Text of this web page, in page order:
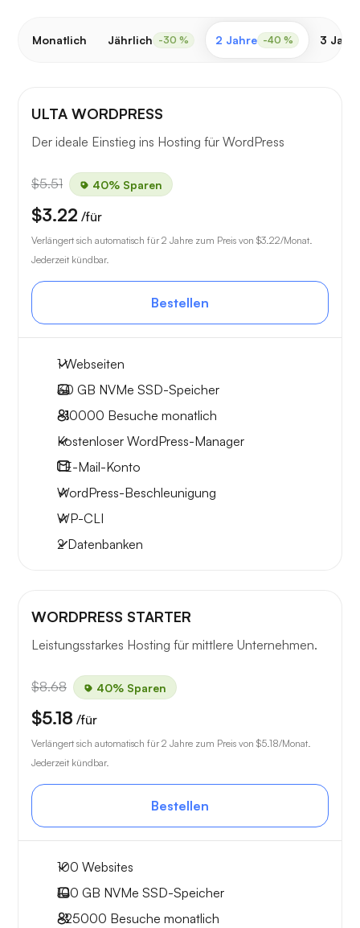
Monatlich Jährlich -30 % 2 Jahre -40 % 3
ULTA WORDPRESS
Der ideale Einstieg ins Hosting für WordPress
$5.51 40% Sparen
$3.22 /für
Verlängert sich automatisch für 2 Jahre zum Preis von $3.22/Monat.
Jederzeit kündbar.
Bestellen
1 Webseiten
30 GB NVMe SSD-Speicher
~10000 Besuche monatlich
Kostenloser WordPress-Manager
1E-Mail-Konto
WordPress-Beschleunigung
WP-CLI
2 Datenbanken
WORDPRESS STARTER
Leistungsstarkes Hosting für mittlere Unternehmen.
$8.68 40% Sparen
$5.18 /für
Verlängert sich automatisch für 2 Jahre zum Preis von $5.18/Monat.
Jederzeit kündbar.
Bestellen
100 Websites
100 GB NVMe SSD-Speicher
~25000 Besuche monatlich